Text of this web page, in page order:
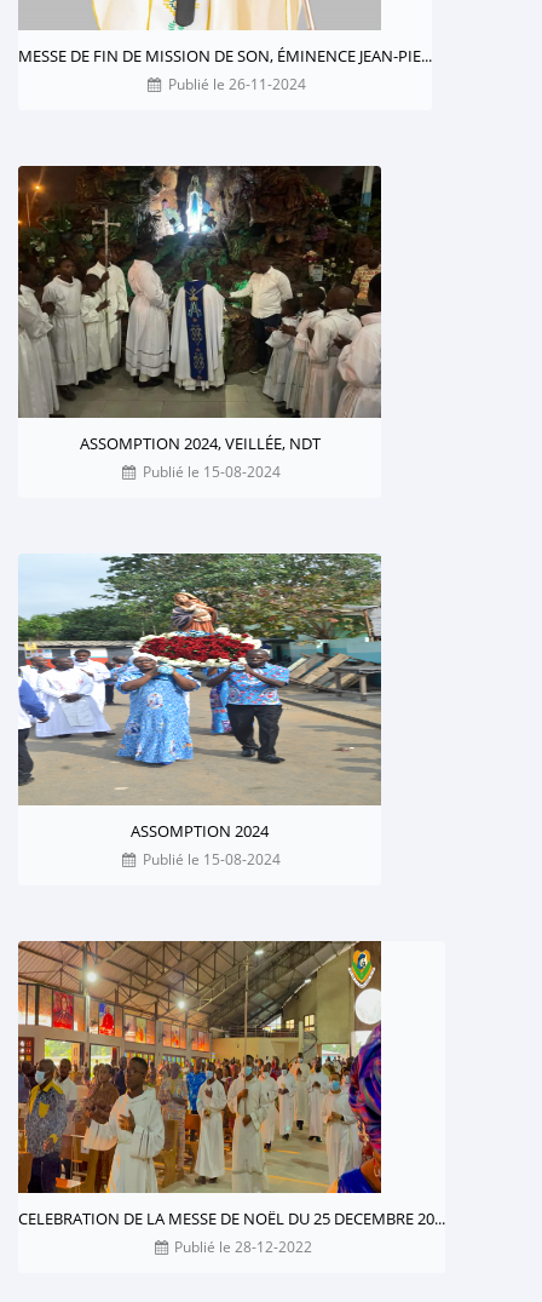
MESSE DE FIN DE MISSION DE SON, ÉMINENCE JEAN-PIE...
Publié le 26-11-2024
ASSOMPTION 2024, VEILLÉE, NDT
Publié le 15-08-2024
ASSOMPTION 2024
Publié le 15-08-2024
CELEBRATION DE LA MESSE DE NOËL DU 25 DECEMBRE 20...
Publié le 28-12-2022